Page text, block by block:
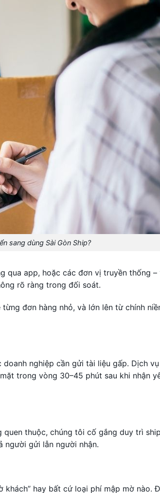
sang dùng Sài Gòn Ship?
qua app, hoặc các đơn vị truyền thống –
rõ ràng trong đối soát.
đơn hàng nhỏ, và lớn lên từ chính
nghiệp cần gửi tài liệu gấp. Dịch
trong vòng 30–45 phút sau khi nhận
quen thuộc, chúng tôi cố gắng duy trì
gửi lẫn người nhận.
khách” hay bất cứ loại phí mập mờ nào.